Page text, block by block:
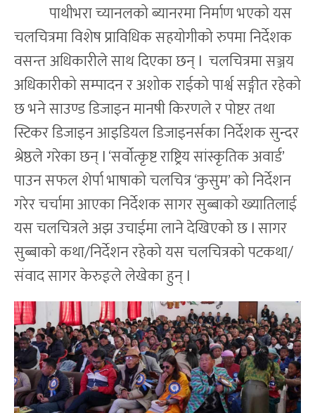
पाथीभरा च्यानलको ब्यानरमा निर्माण भएको यस
चलचित्रमा विशेष प्राविधिक सहयोगीको रुपमा निर्देशक
वसन्त अधिकारीले साथ दिएका छन् l चलचित्रमा सञ्जय
अधिकारीको सम्पादन र अशोक राईको पार्श्व सङ्गीत रहेको
छ भने साउण्ड डिजाइन मानषी किरणले र पोष्टर तथा
स्टिकर डिजाइन आइडियल डिजाइनर्सका निर्देशक सुन्दर
श्रेष्ठले गरेका छन् l ‘सर्वोत्कृष्ट राष्ट्रिय सांस्कृतिक अवार्ड’
पाउन सफल शेर्पा भाषाको चलचित्र ‘कुसुम’ को निर्देशन
गरेर चर्चामा आएका निर्देशक सागर सुब्बाको ख्यातिलाई
यस चलचित्रले अझ उचाईमा लाने देखिएको छ l सागर
सुब्बाको कथा/निर्देशन रहेको यस चलचित्रको पटकथा/
संवाद सागर केरुङ्ले लेखेका हुन् l